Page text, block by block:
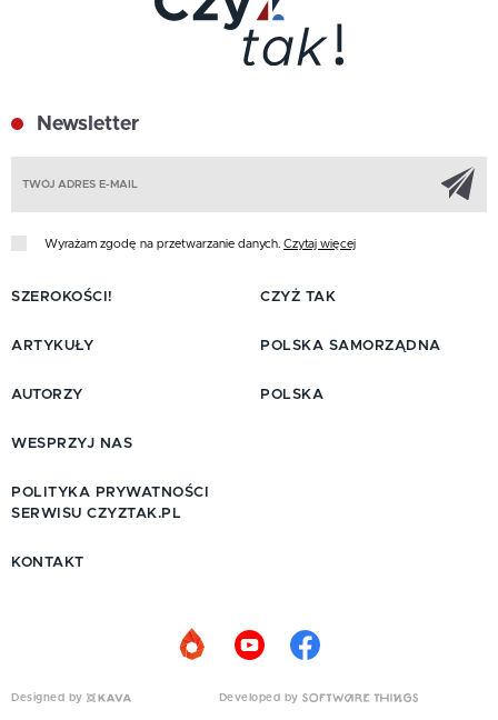
Newsletter
Wyrażam zgodę na przetwarzanie danych. Czytaj więcej
SZEROKOŚCI!
ARTYKUŁY
AUTORZY
CZYŻ TAK
POLSKA SAMORZĄDNA
POLSKA
WESPRZYJ NAS
POLITYKA PRYWATNOŚCI
SERWISU CZYZTAK.PL
KONTAKT
Designed by Developed by